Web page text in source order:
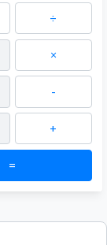
÷
×
-
+
=